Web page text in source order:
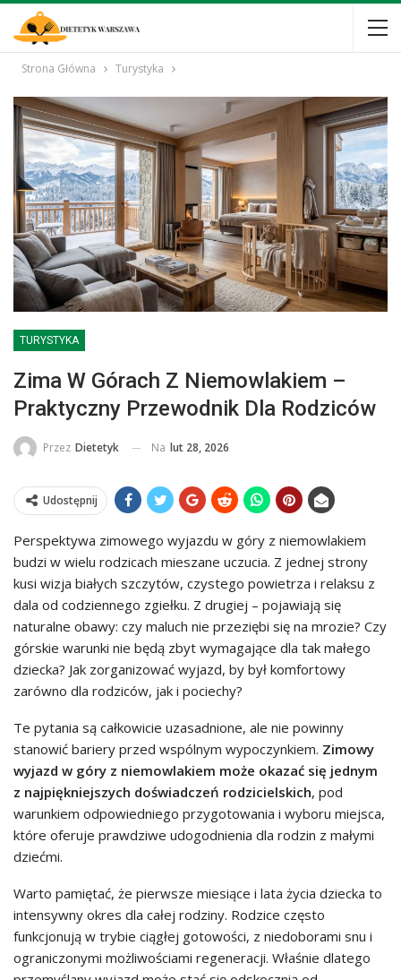
Strona Główna Turystyka
TURYSTYKA
Zima W Górach Z Niemowlakiem –
Praktyczny Przewodnik Dla Rodziców
Przez Dietetyk Na lut 28, 2026
Udostępnij
Perspektywa zimowego wyjazdu w góry z niemowlakiem
budzi w wielu rodzicach mieszane uczucia. Z jednej strony
kusi wizja białych szczytów, czystego powietrza i relaksu z
dala od codziennego zgiełku. Z drugiej – pojawiają się
naturalne obawy: czy maluch nie przeziębi się na mrozie? Czy
górskie warunki nie będą zbyt wymagające dla tak małego
dziecka? Jak zorganizować wyjazd, by był komfortowy
zarówno dla rodziców, jak i pociechy?
Te pytania są całkowicie uzasadnione, ale nie powinny
stanowić bariery przed wspólnym wypoczynkiem. Zimowy
wyjazd w góry z niemowlakiem może okazać się jednym
z najpiękniejszych doświadczeń rodzicielskich, pod
warunkiem odpowiedniego przygotowania i wyboru miejsca,
które oferuje prawdziwe udogodnienia dla rodzin z małymi
dziećmi.
Warto pamiętać, że pierwsze miesiące i lata życia dziecka to
intensywny okres dla całej rodziny. Rodzice często
funkcjonują w trybie ciągłej gotowości, z niedoborami snu i
ograniczonymi możliwościami regeneracji. Właśnie dlatego